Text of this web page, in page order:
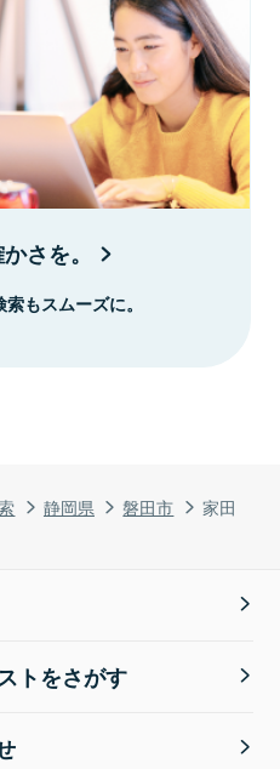
静岡県 磐田市 家田
さを。
もスムーズに。
トをさがす